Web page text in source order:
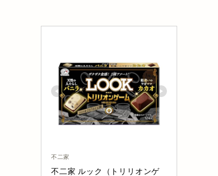
不二家
不二家 ルック（トリリオンゲ